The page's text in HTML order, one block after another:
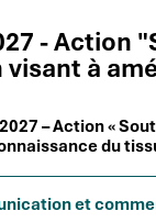
- Action
à
– Action «
du
et